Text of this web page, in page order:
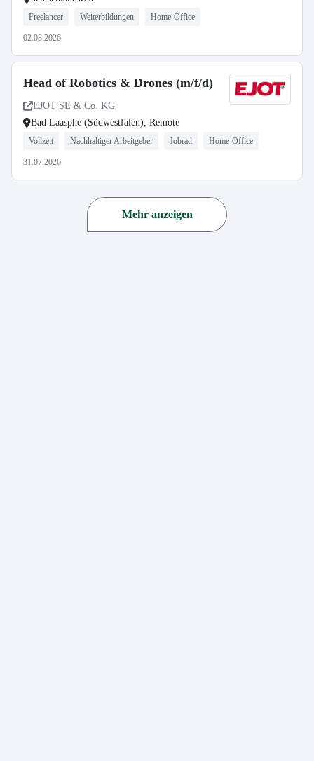
Freelancer Weiterbildungen Home-Office
02.08.2026
Head of Robotics & Drones (m/f/d)
EJOT SE & Co. KG
Bad Laasphe (Südwestfalen), Remote
Vollzeit Nachhaltiger Arbeitgeber Jobrad Home-Office
31.07.2026
Mehr anzeigen